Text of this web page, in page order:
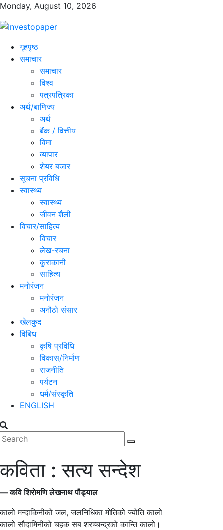
Monday, August 10, 2026
गृहपृष्ठ
समाचार
समाचार
विश्व
पत्रपत्रिका
अर्थ/बाणिज्य
अर्थ
बैंक / वित्तीय
विमा
व्यापार
शेयर बजार
सूचना प्रविधि
स्वास्थ्य
स्वास्थ्य
जीवन शैली
विचार/साहित्य
विचार
लेख-रचना
कुराकानी
साहित्य
मनोरंजन
मनोरंजन
अनौठो संसार
खेलकुद
विबिध
कृषि प्रविधि
विकास/निर्माण
राजनीति
पर्यटन
धर्म/संस्कृति
ENGLISH
कविता : सत्य सन्देश
— कवि शिराेमणि लेखनाथ पौड्याल
कालो मन्दाकिनीको जल, जलनिधिका मोतिको ज्योति कालो
कालो सौदामिनीको चहक सब शरच्चन्द्रको कान्ति कालो।